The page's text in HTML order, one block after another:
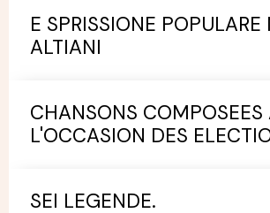
E SPRISSIONE POPULARE
ALTIANI
CHANSONS COMPOSEES
L'OCCASION DES
SEI LEGENDE.